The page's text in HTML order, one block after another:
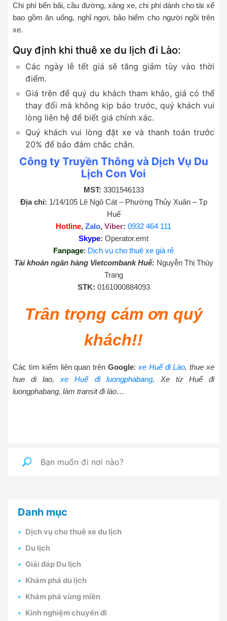
Chi phí bến bãi, cầu đường, xăng xe, chi phí dành cho tài xế
bao gồm ăn uống, nghỉ ngơi, bảo hiểm cho người ngồi trên
xe.
Quy định khi thuê xe du lịch đi Lào:
Các ngày lễ tết giá sẽ tăng giảm tùy vào thời
điểm.
Giá trên để quý du khách tham khảo, giá có thể
thay đổi mà không kịp báo trước, quý khách vui
lòng liên hệ để biết giá chính xác.
Quý khách vui lòng đặt xe và thanh toán trước
20% để bảo đảm chắc chắn.
Công ty Truyền Thông và Dịch Vụ Du
Lịch Con Voi
MST: 3301546133
Địa chỉ: 1/14/105 Lê Ngô Cát – Phường Thủy Xuân – Tp
Huế
Hotline, Zalo, Viber: 0932 464 111
Skype: Operator.emt
Fanpage: Dịch vụ cho thuê xe giá rẻ
Tài khoản ngân hàng Vietcombank Huế: Nguyễn Thị Thùy
Trang
STK: 0161000884093
Trân trọng cám ơn quý
khách!!
Các tìm kiếm liên quan trên Google: xe Huế đi Lào, thue xe
hue di lao,xe Huế đi luongphabang, Xe từ Huế đi
luongphabang, làm transit đi lào…
Danh mục
Dịch vụ cho thuê xe du lịch
Du lịch
Giải đáp Du lịch
Khám phá du lịch
Khám phá vùng miền
Kinh nghiệm chuyến đi